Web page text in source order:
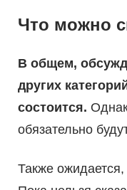
Что можно
В общем,
других
состоится.
обязательно
Также